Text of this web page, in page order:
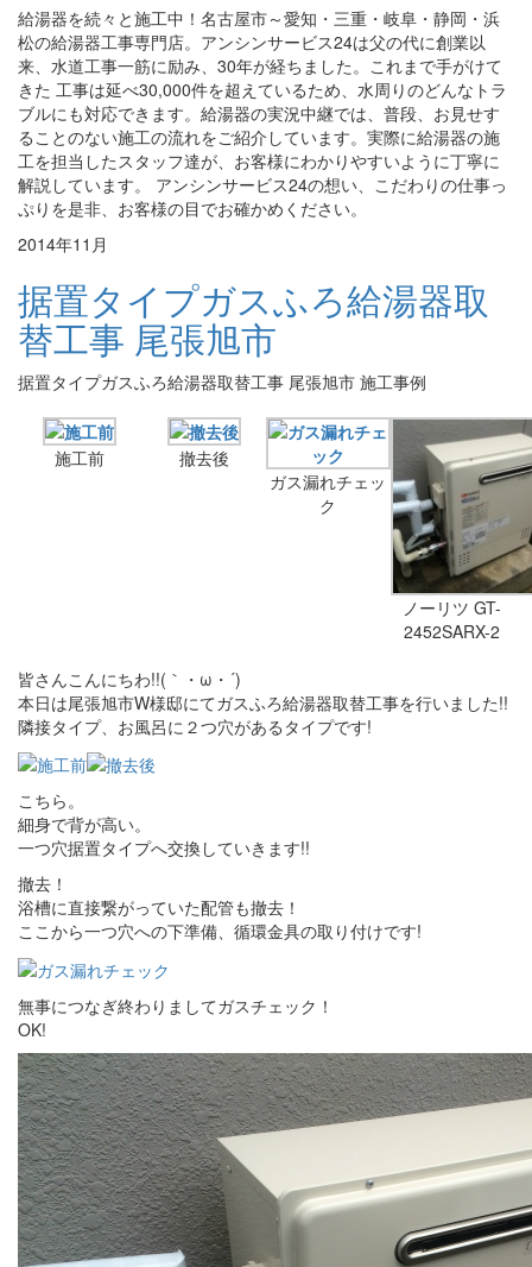
給湯器を続々と施工中！名古屋市～愛知・三重・岐阜・静岡・浜
松の給湯器工事専門店。アンシンサービス24は父の代に創業以
来、水道工事一筋に励み、30年が経ちました。これまで手がけて
きた 工事は延べ30,000件を超えているため、水周りのどんなトラ
ブルにも対応できます。給湯器の実況中継では、普段、お見せす
ることのない施工の流れをご紹介しています。実際に給湯器の施
工を担当したスタッフ達が、お客様にわかりやすいように丁寧に
解説しています。 アンシンサービス24の想い、こだわりの仕事っ
ぷりを是非、お客様の目でお確かめください。
2014年11月
据置タイプガスふろ給湯器取
替工事 尾張旭市
据置タイプガスふろ給湯器取替工事 尾張旭市 施工事例
施工前
撤去後
ガス漏れチェッ
ク
ノーリツ GT-
2452SARX-2
皆さんこんにちわ!!(｀・ω・´)
本日は尾張旭市W様邸にてガスふろ給湯器取替工事を行いました!!
隣接タイプ、お風呂に２つ穴があるタイプです!
こちら。
細身で背が高い。
一つ穴据置タイプへ交換していきます!!
撤去！
浴槽に直接繋がっていた配管も撤去！
ここから一つ穴への下準備、循環金具の取り付けです!
無事につなぎ終わりましてガスチェック！
OK!